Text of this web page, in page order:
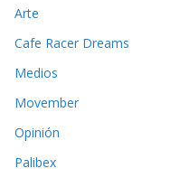
Arte
Cafe Racer Dreams
Medios
Movember
Opinión
Palibex